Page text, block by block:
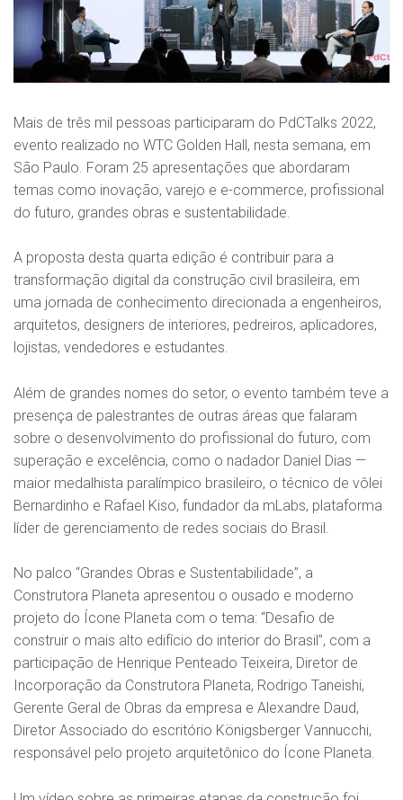
Mais de três mil pessoas participaram do PdCTalks 2022,
evento realizado no WTC Golden Hall, nesta semana, em
São Paulo. Foram 25 apresentações que abordaram
temas como inovação, varejo e e-commerce, profissional
do futuro, grandes obras e sustentabilidade.
A proposta desta quarta edição é contribuir para a
transformação digital da construção civil brasileira, em
uma jornada de conhecimento direcionada a engenheiros,
arquitetos, designers de interiores, pedreiros, aplicadores,
lojistas, vendedores e estudantes.
Além de grandes nomes do setor, o evento também teve a
presença de palestrantes de outras áreas que falaram
sobre o desenvolvimento do profissional do futuro, com
superação e excelência, como o nadador Daniel Dias —
maior medalhista paralímpico brasileiro, o técnico de vôlei
Bernardinho e Rafael Kiso, fundador da mLabs, plataforma
líder de gerenciamento de redes sociais do Brasil.
No palco “Grandes Obras e Sustentabilidade”, a
Construtora Planeta apresentou o ousado e moderno
projeto do Ícone Planeta com o tema: “Desafio de
construir o mais alto edifício do interior do Brasil”, com a
participação de Henrique Penteado Teixeira, Diretor de
Incorporação da Construtora Planeta, Rodrigo Taneishi,
Gerente Geral de Obras da empresa e Alexandre Daud,
Diretor Associado do escritório Königsberger Vannucchi,
responsável pelo projeto arquitetônico do Ícone Planeta.